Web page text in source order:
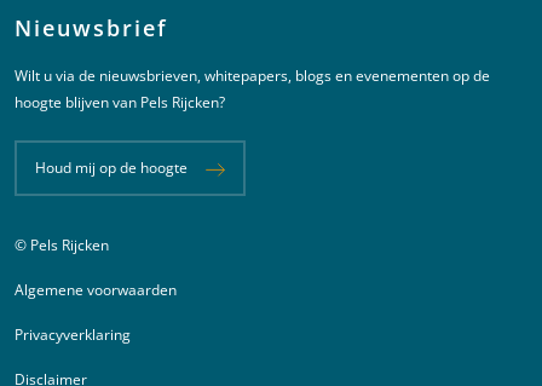
Nieuwsbrief
Wilt u via de nieuwsbrieven, whitepapers, blogs en evenementen op de
hoogte blijven van Pels Rijcken?
Houd mij op de hoogte
Juridische informatie
© Pels Rijcken
Algemene voorwaarden
Privacyverklaring
Disclaimer